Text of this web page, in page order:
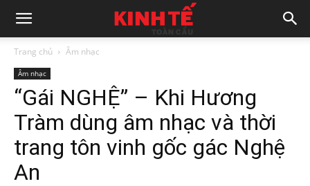
Trang chủ Âm nhạc
Âm nhạc
“Gái NGHỆ” – Khi Hương
Tràm dùng âm nhạc và thời
trang tôn vinh gốc gác Nghệ
An